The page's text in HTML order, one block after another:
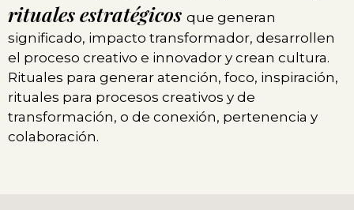
rituales estratégicos que generan
significado, impacto transformador, desarrollen
el proceso creativo e innovador y crean cultura.
Rituales para generar atención, foco, inspiración,
rituales para procesos creativos y de
transformación, o de conexión, pertenencia y
colaboración.